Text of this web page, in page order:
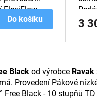
Do košíku
FlexiFlow.
3
Black od výrobce Ravak
Provedení Pákové
Free Black - 10 stupňů